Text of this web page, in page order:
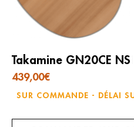
Takamine GN20CE NS
439,00€
SUR COMMANDE - DÉLAI